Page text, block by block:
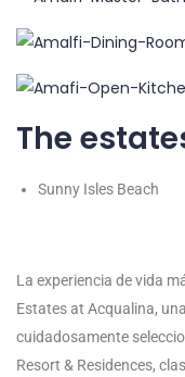
The
Sunny Isles Beach
La experiencia de vida
Estates at Acqualina,
cuidadosamente
Resort & Residences,